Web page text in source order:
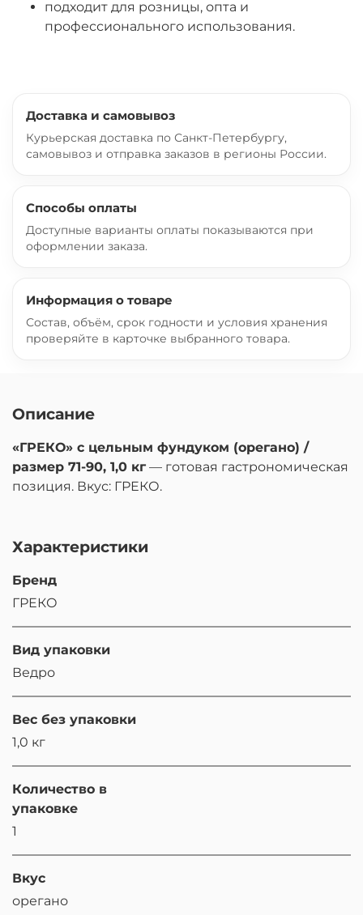
подходит для розницы, опта и
профессионального использования.
Доставка и самовывоз
Курьерская доставка по Санкт-Петербургу,
самовывоз и отправка заказов в регионы России.
Способы оплаты
Доступные варианты оплаты показываются при
оформлении заказа.
Информация о товаре
Состав, объём, срок годности и условия хранения
проверяйте в карточке выбранного товара.
Описание
«ГРЕКО» с цельным фундуком (орегано) /
размер 71-90, 1,0 кг — готовая гастрономическая
позиция. Вкус: ГРЕКО.
Характеристики
Бренд
ГРЕКО
Вид упаковки
Ведро
Вес без упаковки
1,0 кг
Количество в
упаковке
1
Вкус
орегано